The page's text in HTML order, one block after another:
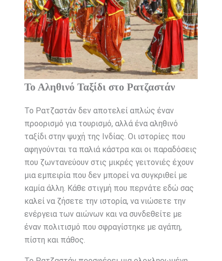
Το Αληθινό Ταξίδι στο Ρατζαστάν
Το Ρατζαστάν δεν αποτελεί απλώς έναν
προορισμό για τουρισμό, αλλά ένα αληθινό
ταξίδι στην ψυχή της Ινδίας. Οι ιστορίες που
αφηγούνται τα παλιά κάστρα και οι παραδόσεις
που ζωντανεύουν στις μικρές γειτονιές έχουν
μια εμπειρία που δεν μπορεί να συγκριθεί με
καμία άλλη. Κάθε στιγμή που περνάτε εδώ σας
καλεί να ζήσετε την ιστορία, να νιώσετε την
ενέργεια των αιώνων και να συνδεθείτε με
έναν πολιτισμό που σφραγίστηκε με αγάπη,
πίστη και πάθος.